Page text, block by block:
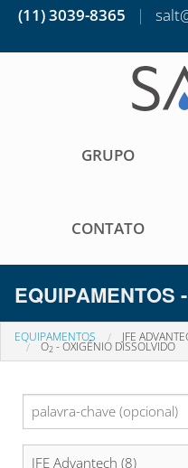
(11) 3039-8365 |
GRUPO
CONTATO
EQUIPAMENTOS
EQUIPAMENTOS JFE
O2 - OXIGÊNIO DISSOLVIDO